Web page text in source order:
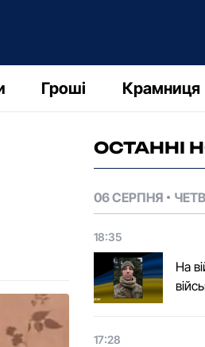
Гроші Крамниця
ОСТАННІ
06 СЕРПНЯ
18:35
На
17:28